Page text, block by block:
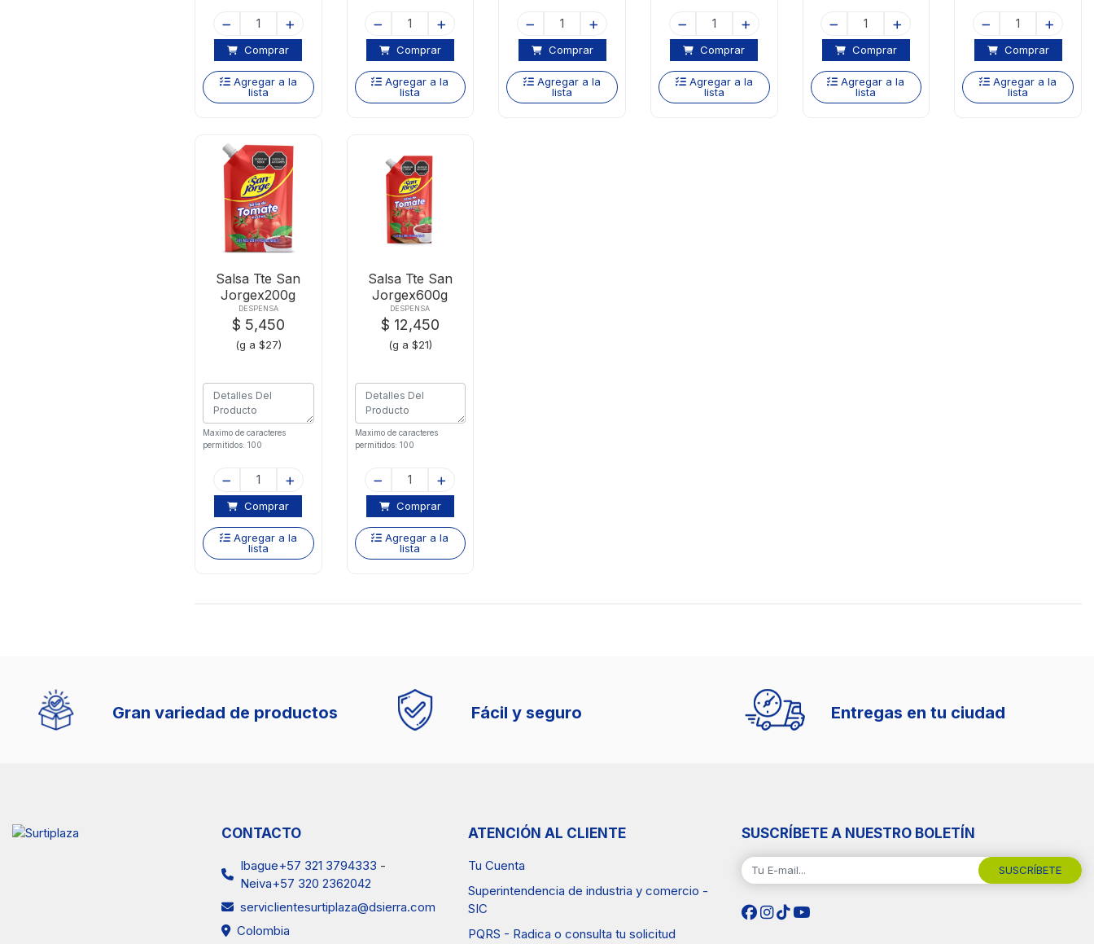
Comprar
Agregar a la
lista
Comprar
Agregar a la
lista
Comprar
Agregar a la
lista
Comprar
Agregar a la
lista
Comprar
Agregar a la
lista
Comprar
Agregar a la
lista
Salsa Tte San
Jorgex200g
DESPENSA
$ 5,450
(g a $27)
Maximo de caracteres
permitidos: 100
Comprar
Agregar a la
lista
Salsa Tte San
Jorgex600g
DESPENSA
$ 12,450
(g a $21)
Maximo de caracteres
permitidos: 100
Comprar
Agregar a la
lista
Gran variedad de productos Fácil y seguro Entregas en tu ciudad
CONTACTO
Ibague+57 321 3794333 -
Neiva+57 320 2362042
serviclientesurtiplaza@dsierra.com
Colombia
ATENCIÓN AL CLIENTE
Tu Cuenta
Superintendencia de industria y comercio -
SIC
PQRS - Radica o consulta tu solicitud
SUSCRÍBETE A NUESTRO BOLETÍN
SUSCRÍBETE